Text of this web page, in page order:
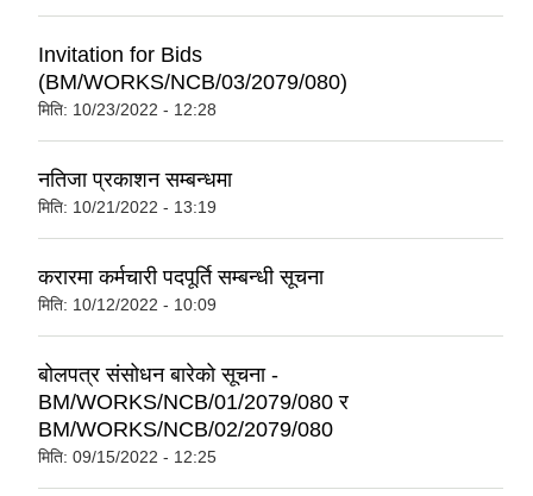
Invitation for Bids
(BM/WORKS/NCB/03/2079/080)
मिति: 10/23/2022 - 12:28
नतिजा प्रकाशन सम्बन्धमा
मिति: 10/21/2022 - 13:19
करारमा कर्मचारी पदपूर्ति सम्बन्धी सूचना
मिति: 10/12/2022 - 10:09
बोलपत्र संसोधन बारेको सूचना -
BM/WORKS/NCB/01/2079/080 र
BM/WORKS/NCB/02/2079/080
मिति: 09/15/2022 - 12:25